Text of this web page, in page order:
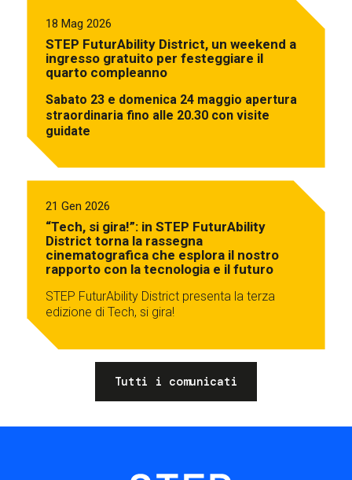
18 Mag 2026
STEP FuturAbility District, un weekend a
ingresso gratuito per festeggiare il
quarto compleanno
Sabato 23 e domenica 24 maggio apertura
straordinaria fino alle 20.30 con visite
guidate
21 Gen 2026
“Tech, si gira!”: in STEP FuturAbility
District torna la rassegna
cinematografica che esplora il nostro
rapporto con la tecnologia e il futuro
STEP FuturAbility District presenta la terza
edizione di Tech, si gira!
Tutti i comunicati